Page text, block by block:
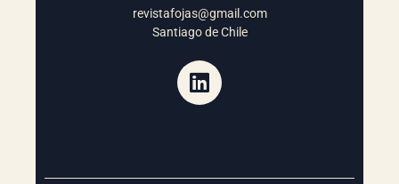
revistafojas@gmail.com
Santiago de Chile